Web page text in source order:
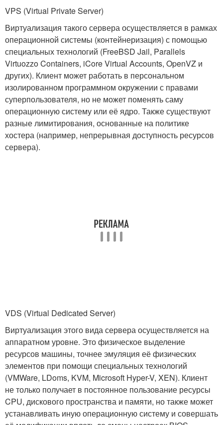
VPS (Virtual Private Server)
Виртуализация такого сервера осуществляется в рамках
операционной системы (контейнеризация) с помощью
специальных технологий (FreeBSD Jail, Parallels
Virtuozzo Containers, iCore Virtual Accounts, OpenVZ и
других). Клиент может работать в персональном
изолированном программном окружении с правами
суперпользователя, но не может поменять саму
операционную систему или её ядро. Также существуют
разные лимитирования, основанные на политике
хостера (например, непрерывная доступность ресурсов
сервера).
VDS (Virtual Dedicated Server)
Виртуализация этого вида сервера осуществляется на
аппаратном уровне. Это физическое выделение
ресурсов машины, точнее эмуляция её физических
элементов при помощи специальных технологий
(VMWare, LDoms, KVM, Microsoft Hyper-V, XEN). Клиент
не только получает в постоянное пользование ресурсы
CPU, дискового пространства и памяти, но также может
устанавливать иную операционную систему и совершать